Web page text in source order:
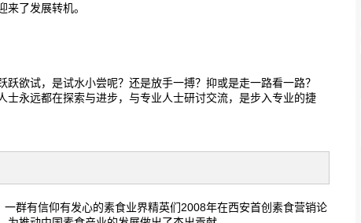
了发展转机。
欲试，是试水小尝呢？还是放手一搏？抑或是走一路看一路？
永远都在探索与进步，与专业人士研讨交流，是步入专业的捷
一群有信仰有发心的素食业界精英们2008年在西安首创素食营销论